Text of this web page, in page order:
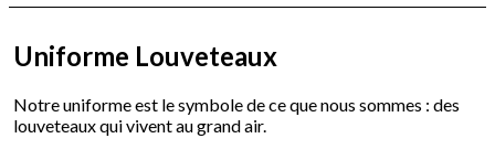
Uniforme Louveteaux
Notre uniforme est le symbole de ce que nous sommes : des
louveteaux qui vivent au grand air.